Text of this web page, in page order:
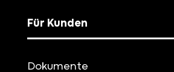
Für Kunden
Dokumente